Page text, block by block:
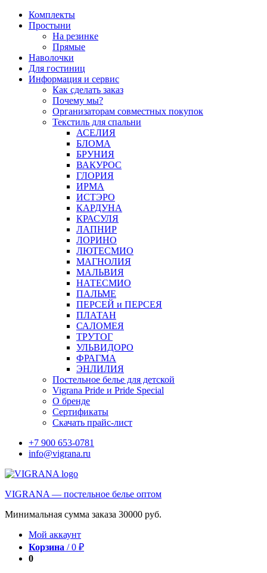
Перейти
содержимому
Комплекты
Простыни
На резинке
Прямые
Наволочки
Для гостиниц
Информация и сервис
Как сделать заказ
Почему мы?
Организаторам совместных покупок
Текстиль для спальни
АСЕЛИЯ
БЛОМА
БРУНИЯ
ВАКУРОС
ГЛОРИЯ
ИРМА
ИСТЭРО
КАРДУНА
КРАСУЛЯ
ЛАПНИР
ЛОРИНО
ЛЮТЕСМИО
МАГНОЛИЯ
МАЛЬВИЯ
НАТЕСМИО
ПАЛЬМЕ
ПЕРСЕЙ и ПЕРСЕЯ
ПЛАТАН
САЛОМЕЯ
ТРУТОГ
УЛЬВИДОРО
ФРАГМА
ЭНЛИЛИЯ
Постельное белье для детской
Vigrana Pride и Pride Special
О бренде
Сертификаты
Скачать прайс-лист
+7 900 653-0781
info@vigrana.ru
VIGRANA — постельное белье оптом
Минимальная сумма заказа 30000 руб.
Мой аккаунт
Корзина /0 ₽
0